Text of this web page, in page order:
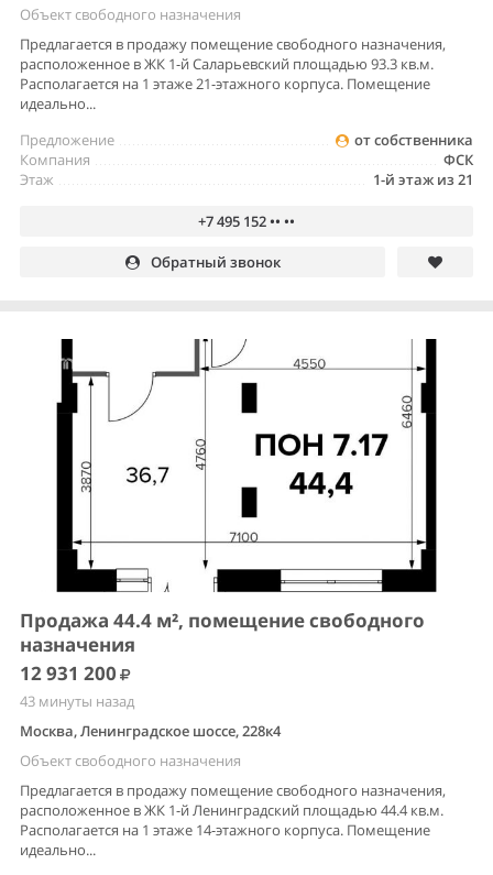
Объект свободного назначения
Предлагается в продажу помещение свободного назначения,
расположенное в ЖК 1-й Саларьевский площадью 93.3 кв.м.
Располагается на 1 этаже 21-этажного корпуса. Помещение
идеально...
от собственника
Предложение
ФСК
Компания
1-й этаж из 21
Этаж
+7 495 152 •• ••
Обратный звонок
Продажа 44.4 м², помещение свободного
назначения
12 931 200
43 минуты назад
Москва, Ленинградское шоссе, 228к4
Объект свободного назначения
Предлагается в продажу помещение свободного назначения,
расположенное в ЖК 1-й Ленинградский площадью 44.4 кв.м.
Располагается на 1 этаже 14-этажного корпуса. Помещение
идеально...